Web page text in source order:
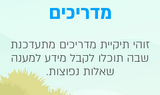
מדריכים
זוהי תיקיית מדריכים מתעדכנת
שבה תוכלו לקבל מידע למענה
שאלות נפוצות.